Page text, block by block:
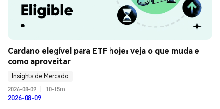
Cardano elegível para ETF hoje: veja o que muda e
como aproveitar
Insights de Mercado
2026-08-09
10-15m
2026-08-09